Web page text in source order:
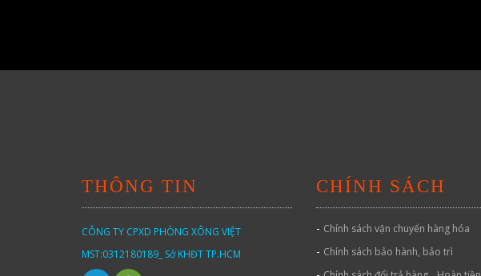
THÔNG TIN
CÔNG TY CPXD PHÒNG XÔNG VIỆT
MST:0312180189_ Sở KHĐT TP.HCM
CHÍNH SÁCH
- Chính sách vận chuyển hàng hóa
- Chính sách bảo hành, bảo trì